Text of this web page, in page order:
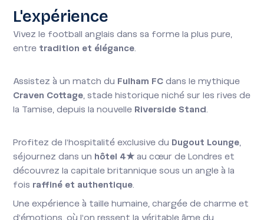
L'expérience
Vivez le football anglais dans sa forme la plus pure,
entre tradition et élégance.
Assistez à un match du Fulham FCdans le mythique
Craven Cottage, stade historique niché sur les rives de
la Tamise, depuis la nouvelle Riverside Stand.
Profitez de l’hospitalité exclusive du Dugout Lounge,
séjournez dans un hôtel 4★au cœur de Londres et
découvrez la capitale britannique sous un angle à la
fois raffiné et authentique.
Une expérience à taille humaine, chargée de charme et
d’émotions, où l’on ressent la véritable âme du